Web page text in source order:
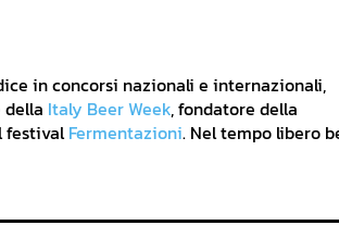
in concorsi nazionali e internazionali,
Italy Beer Week, fondatore della
festivalFermentazioni. Nel tempo libero